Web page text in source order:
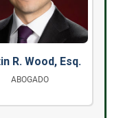
R. Wood, Esq.
ABOGADO